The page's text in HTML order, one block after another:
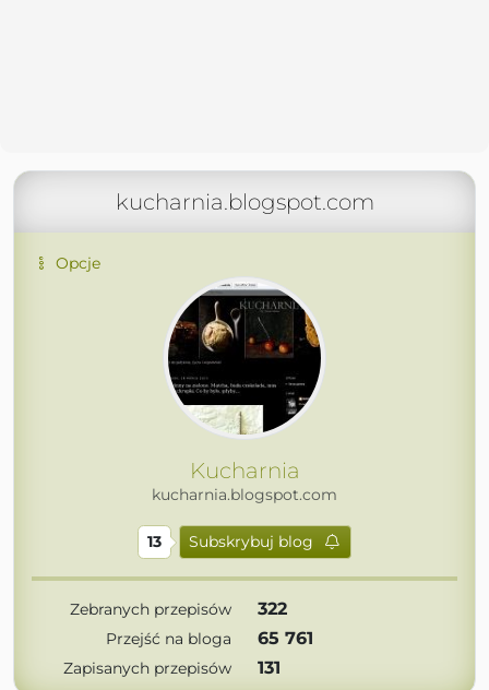
kucharnia.blogspot.com
Opcje
Kucharnia
kucharnia.blogspot.com
13 Subskrybuj blog
Zebranych przepisów 322
Przejść na bloga 65 761
Zapisanych przepisów 131